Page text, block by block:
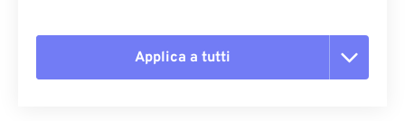
Applica a tutti